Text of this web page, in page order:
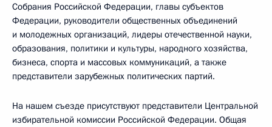
Собрания Российской Федерации, главы субъектов
Федерации, руководители общественных объединений
и молодежных организаций, лидеры отечественной науки,
образования, политики и культуры, народного хозяйства,
бизнеса, спорта и массовых коммуникаций, а также
представители зарубежных политических партий.
На нашем съезде присутствуют представители Центральной
избирательной комиссии Российской Федерации. Общая